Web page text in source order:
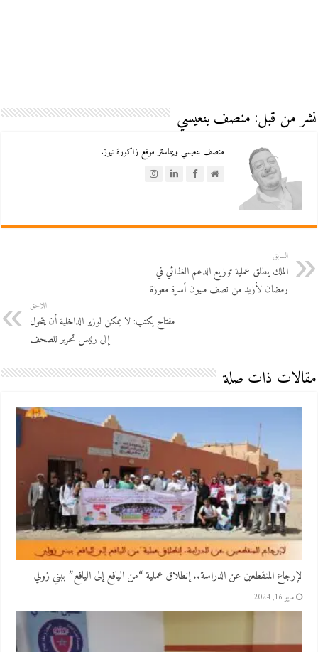
نشر من قبل: منصف بنعيسي
منصف بنعيسي ويبماستر موقع زاكورة نيوز.
السابق
الملك يطلق عملية توزيع الدعم الغذائي في
رمضان لأزيد من نصف مليون أسرة معوزة
اللاحق
مفتاح يكتب: لا يمكن لوزير الداخلية أن يتحول
إلى رئيس تحرير للصحف
مقالات ذات صلة
لإرجاع المنقطعين عن الدراسة.. إنطلاق عملية “من اليافع إلى اليافع” ببني زولي
مايو 16, 2024